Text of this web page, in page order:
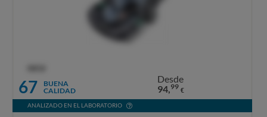
67
BUENA
CALIDAD
Desde
94,99 €
ANALIZADO EN EL LABORATORIO